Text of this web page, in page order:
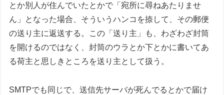
とか別人が住んでいたとかで「宛所に尋ねあたりませ
ん」となった場合、そういうハンコを捺して、その郵便
の送り主に返送する。この「送り主」も、わざわざ封筒
を開けるのではなく、封筒のウラとか下とかに書いてあ
る荷主と思しきところを送り主として扱う。
SMTPでも同じで、送信先サーバが死んでるとかで届け